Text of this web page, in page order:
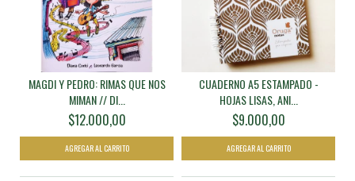
MAGDI Y PEDRO: RIMAS QUE NOS
MIMAN // DI...
$12.000,00
CUADERNO A5 ESTAMPADO -
HOJAS LISAS, ANI...
$9.000,00